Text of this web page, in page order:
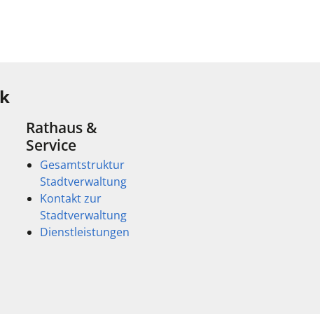
Rathaus &
Service
Gesamtstruktur
Stadtverwaltung
Kontakt zur
Stadtverwaltung
Dienstleistungen